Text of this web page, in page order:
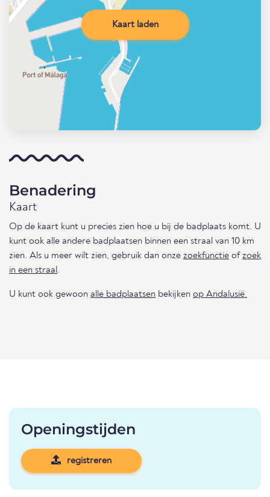
Kaart laden
Benadering
Kaart
Op de kaart kunt u precies zien hoe u bij de badplaats komt. U
kunt ook alle andere badplaatsen binnen een straal van 10 km
zien. Als u meer wilt zien, gebruik dan onze zoekfunctie ofzoek
in een straal.
U kunt ook gewoon alle badplaatsen bekijken op Andalusië.
Openingstijden
registreren